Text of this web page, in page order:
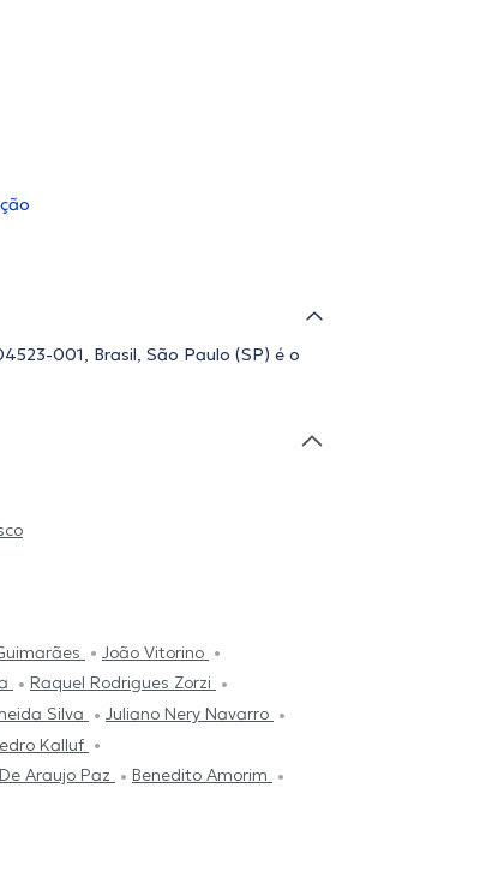
001, Brasil, São Paulo (SP) é o
João Vitorino
Raquel Rodrigues Zorzi
Silva
Juliano Nery Navarro
Kalluf
Araujo Paz
Benedito Amorim